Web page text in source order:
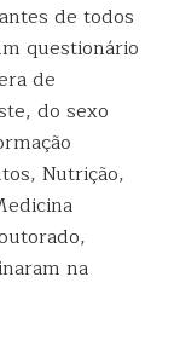
de todos
questionário
de
do sexo
Nutrição,
na